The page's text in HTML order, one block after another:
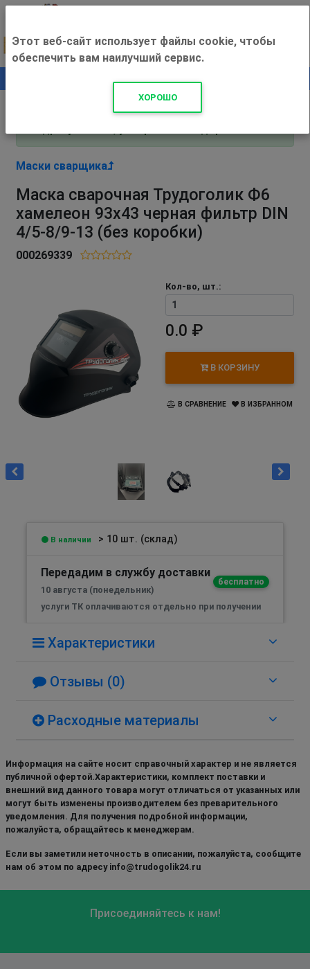
+500 ₽
Внимание! С 3 августа магазин работает по
Маски сварщика
Маска сварочная Трудоголик Ф6
хамелеон 93х43 черная фильтр DIN
4/5-8/9-13 (без коробки)
000269339
Кол-во, шт.:
0.0 ₽
В КОРЗИНУ
В СРАВНЕНИЕ В ИЗБРАННОМ
В наличии > 10 шт. (склад)
Передадим в службу доставки
бесплатно
10 августа (понедельник)
услуги ТК оплачиваются отдельно при получении
Характеристики
Отзывы (0)
Расходные материалы
Информация на сайте носит справочный характер и не является
публичной офертой.Характеристики, комплект поставки и
внешний вид данного товара могут отличаться от указанных или
могут быть изменены производителем без преварительного
уведомления. Для получения подробной информации,
пожалуйста, обращайтесь к менеджерам.
Если вы заметили неточность в описании, пожалуйста, сообщите
нам об этом по адресу info@trudogolik24.ru
Присоединяйтесь к нам!
Этот веб-сайт использует файлы cookie, чтобы
обеспечить вам наилучший сервис.
ХОРОШО